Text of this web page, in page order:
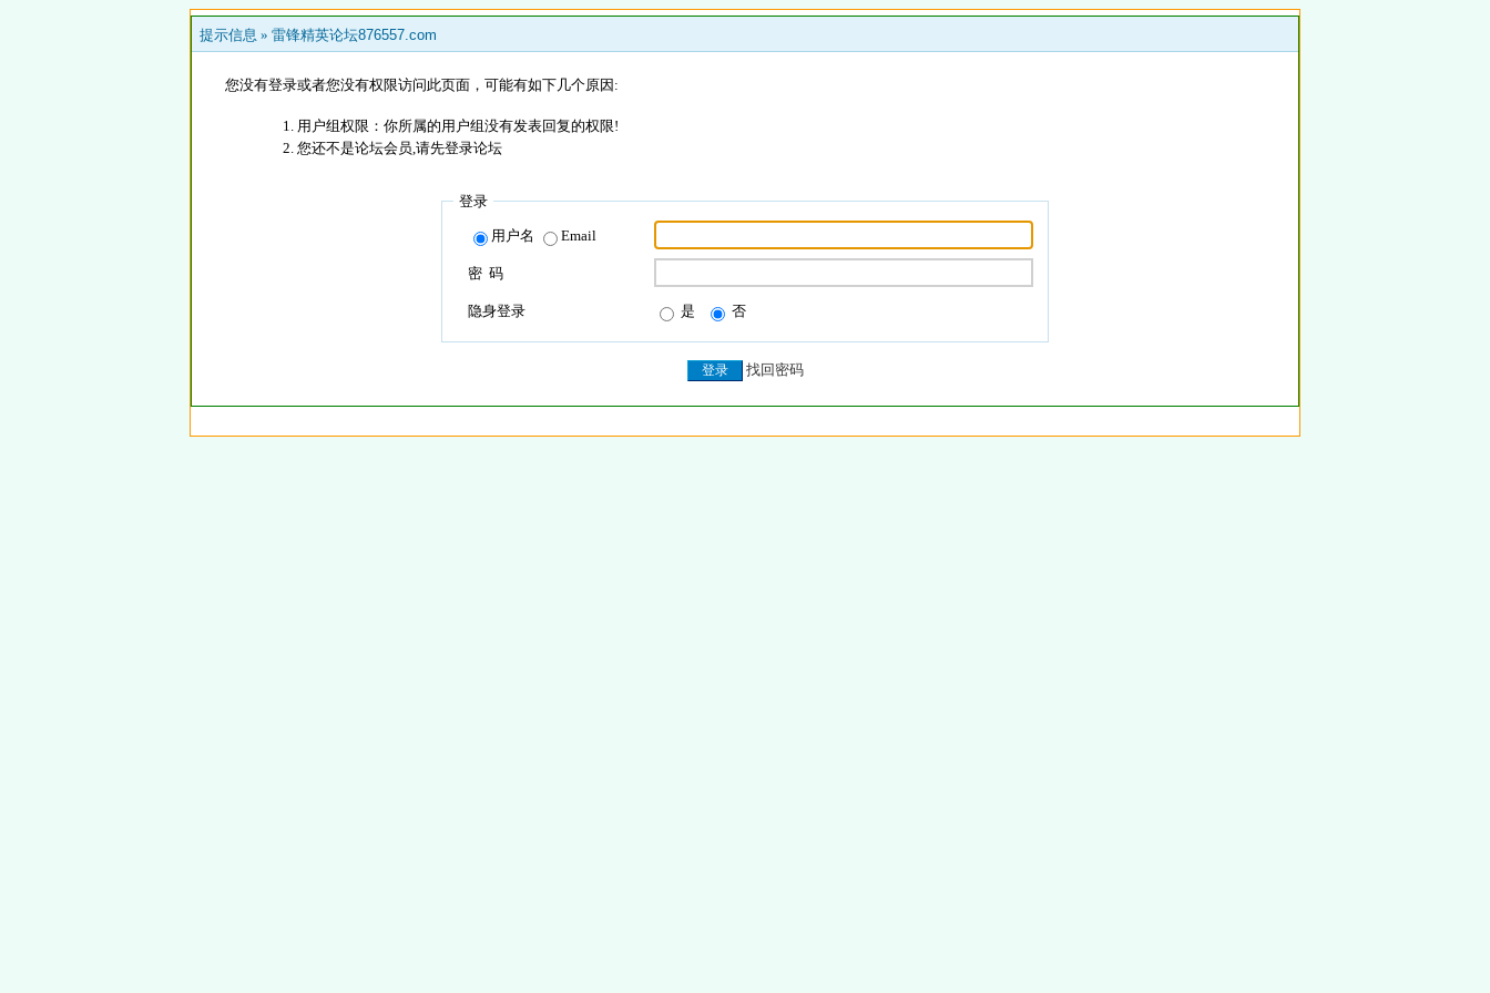
提示信息 » 雷锋精英论坛876557.com
您没有登录或者您没有权限访问此页面，可能有如下几个原因:
用户组权限：你所属的用户组没有发表回复的权限!
您还不是论坛会员,请先登录论坛
登录
用户名 Email
密 码
隐身登录 是 否
找回密码